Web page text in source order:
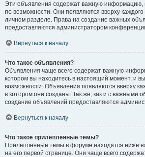
Эти объявления содержат важную информацию,
по возможности. Они появляются вверху
личном разделе. Права на создание важных
предоставляются администратором
Вернуться к началу
Что такое объявления?
Объявления чаще всего содержат важную
котором вы находитесь в настоящий момент, и
возможности. Объявления появляются вверху
в котором они созданы. Так же, как и с важными
создание объявлений предоставляются
Вернуться к началу
Что такое прилепленные темы?
Прилепленные темы в форуме находятся ниже
на его первой странице. Они чаще всего